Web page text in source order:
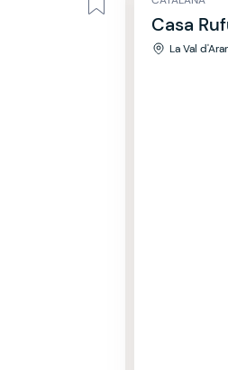
Casa
La Val